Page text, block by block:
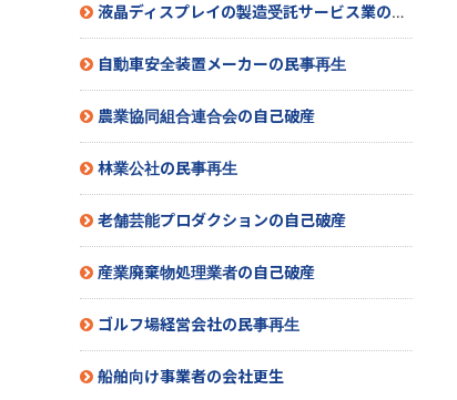
液晶ディスプレイの製造受託サービス業の特別清算
自動車安全装置メーカーの民事再生
農業協同組合連合会の自己破産
林業公社の民事再生
老舗芸能プロダクションの自己破産
産業廃棄物処理業者の自己破産
ゴルフ場経営会社の民事再生
船舶向け事業者の会社更生